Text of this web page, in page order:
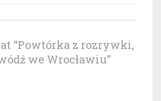
“Powtórka z rozrywki,
we Wrocławiu”